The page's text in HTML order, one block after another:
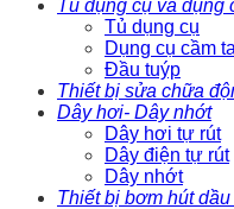
Tủ dụng cụ và dụng
Tủ dụng cụ
Dụng cụ cầm
Đầu tuýp
Thiết bị sửa chữa
Dây hơi- Dây nhớt
Dây hơi tự rút
Dây điện tự rút
Dây nhớt
Thiết bị bơm hút